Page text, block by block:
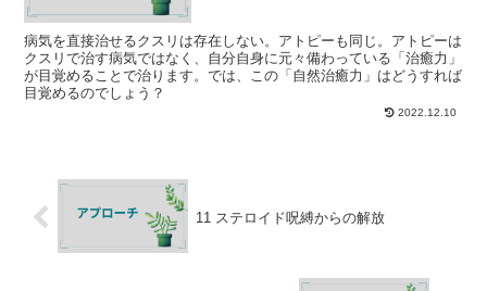
病気を直接治せるクスリは存在しない。アトピーも同じ。アトピーは
クスリで治す病気ではなく、自分自身に元々備わっている「治癒力」
が目覚めることで治ります。では、この「自然治癒力」はどうすれば
目覚めるのでしょう？
2022.12.10
11 ステロイド呪縛からの解放